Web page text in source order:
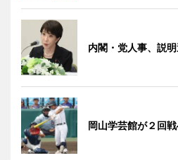
内閣・党人事、説
岡山学芸館が２回